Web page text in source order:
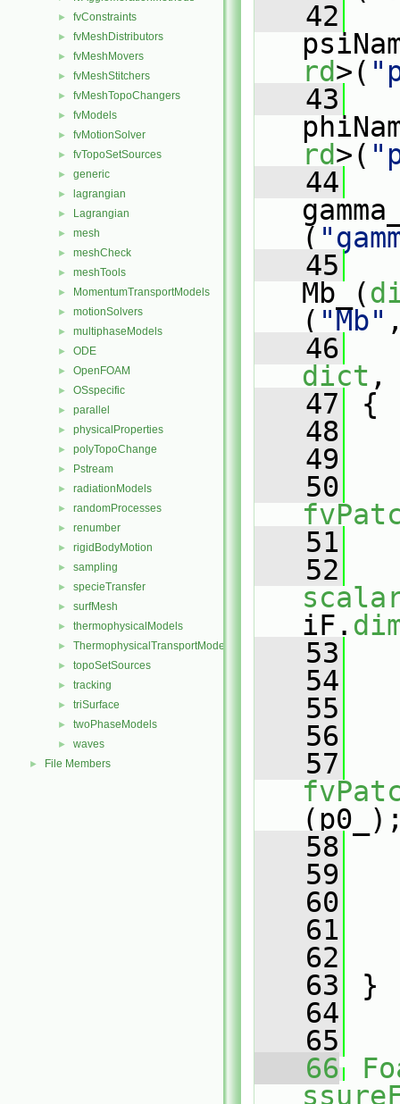
► fvConstraints
► fvMeshDistributors
► fvMeshMovers
► fvMeshStitchers
► fvMeshTopoChangers
► fvModels
► fvMotionSolver
► fvTopoSetSources
► generic
► lagrangian
► Lagrangian
► mesh
► meshCheck
► meshTools
► MomentumTransportModels
► motionSolvers
► multiphaseModels
► ODE
► OpenFOAM
► OSspecific
► parallel
► physicalProperties
► polyTopoChange
► Pstream
► radiationModels
► randomProcesses
► renumber
► rigidBodyMotion
► sampling
► specieTransfer
► surfMesh
► thermophysicalModels
► ThermophysicalTransportModels
► topoSetSources
► tracking
► triSurface
► twoPhaseModels
► waves
► File Members
   42
rd>(
   43
rd>(
   44
(
   45
Mb_(
( "Mb"
   46
dict
   47
{
   48
   49
   50
   51
   52
iF.
   53
   54
   55
   56
   57
   58
   59
   60
   61
   62
   63
}
   64
   65
   66